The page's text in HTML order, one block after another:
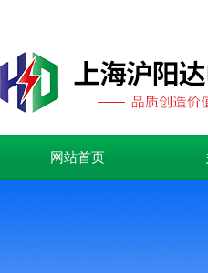
网站首页